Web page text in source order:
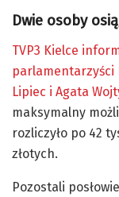
Dwie osoby
TVP3 Kielce
parlamentarzyści
Lipiec i Agata
maksymalny
rozliczyło po 42
złotych.
Pozostali